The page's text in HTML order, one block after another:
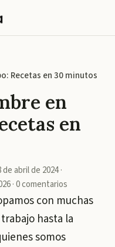
Recetas en 30 minutos
en
en
de abril de 2024·
·0comentarios
con muchas
hasta la
somos